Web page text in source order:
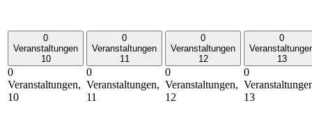
0
Veranstaltungen
10
0
Veranstaltungen,
10
0
Veranstaltungen
11
0
Veranstaltungen,
11
0
Veranstaltungen
12
0
Veranstaltungen,
12
0
13
0
13